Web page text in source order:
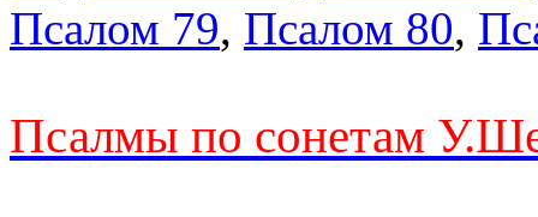
Псалом 79, Псалом 80,
Псалмы по сонетам